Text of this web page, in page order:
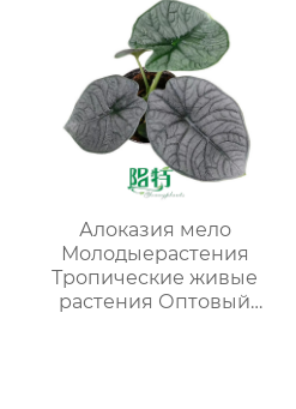
Алоказия мело
Молодыерастения
Тропические живые
растения Оптовый